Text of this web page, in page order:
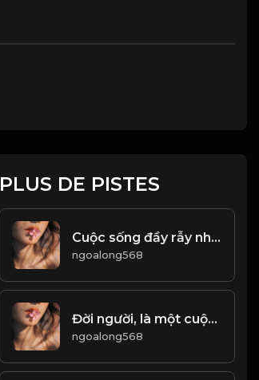
PLUS DE PISTES
Cuộc sống đầy rẫy những cam bẫy, một bước sai, có thể sai cả đời! Đạo
ngoalong568
Đời người, là một cuộc tu hành! & Đạo
ngoalong568